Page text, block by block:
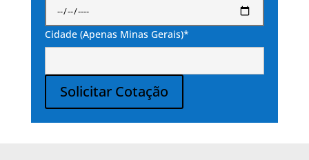
Cidade (Apenas Minas Gerais)*
Solicitar Cotação